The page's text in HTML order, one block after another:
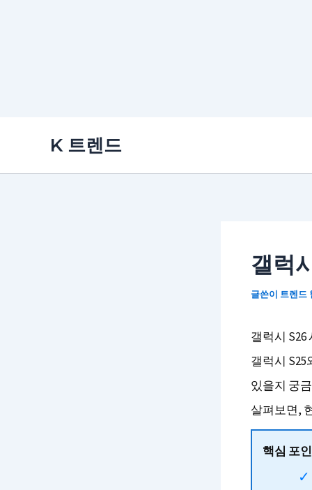
K 트렌드
갤럭
글쓴이 트렌드
갤럭시
갤럭시
있을지 궁
살펴보면,
핵심 포